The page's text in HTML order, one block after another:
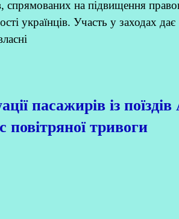
спрямованих на підвищення
українців. Участь у заходах дає
пасажирів із
повітряної тривоги